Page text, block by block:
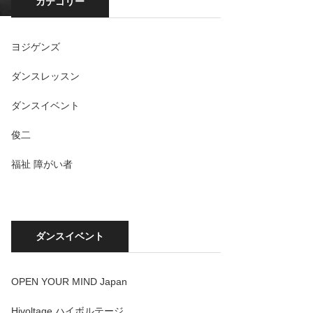
ヨジゲンズ
ダンスレッスン
ダンスイベント
俊二
福祉 障がい者
ダンスイベント
OPEN YOUR MIND Japan